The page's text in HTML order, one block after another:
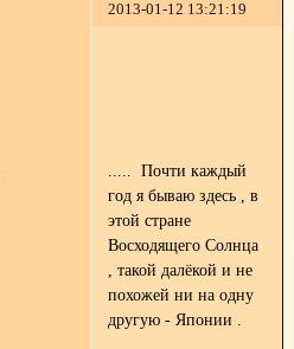
2013-01-12 13:21:19
..... Почти каждый
год я бываю здесь , в
этой стране
Восходящего Солнца
, такой далёкой и не
похожей ни на одну
другую - Японии .